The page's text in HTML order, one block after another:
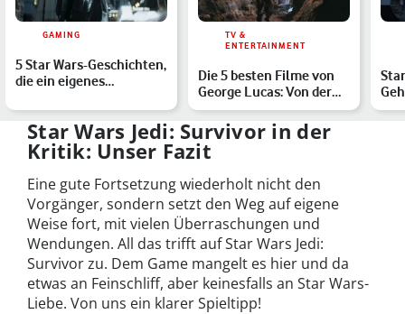
GAMING
5 Star Wars-Geschichten,
die ein eigenes
hätt…
TV &
ENTERTAINMENT
Die 5 besten Filme von
George Lucas: Von der
legendären Skywalker…
seit
Star Wars Jedi: Survivor in der
Kritik: Unser Fazit
Eine gute Fortsetzung wiederholt nicht den
Vorgänger, sondern setzt den Weg auf eigene
Weise fort, mit vielen Überraschungen und
Wendungen. All das trifft auf Star Wars Jedi:
Survivor zu. Dem Game mangelt es hier und da
etwas an Feinschliff, aber keinesfalls an Star Wars-
Liebe. Von uns ein klarer Spieltipp!